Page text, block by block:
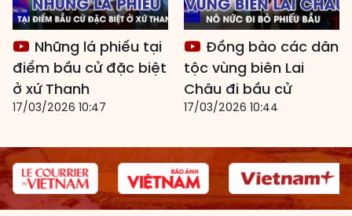
Những lá phiếu tại
điểm bầu cử đặc biệt
ở xứ Thanh
17/03/2026 10:47
Đồng bào các dân
tộc vùng biên Lai
Châu đi bầu cử
17/03/2026 10:44